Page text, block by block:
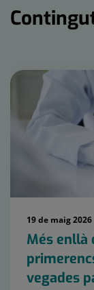
19 de maig 2026
Més enllà
vegades